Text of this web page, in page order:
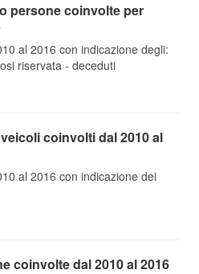
persone coinvolte per
al 2016 con indicazione degli:
riservata - deceduti
coinvolti dal 2010 al
al 2016 con indicazione dei
coinvolte dal 2010 al 2016